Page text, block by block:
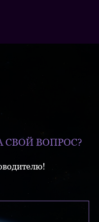
СВОЙ ВОПРОС?